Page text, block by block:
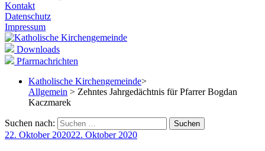
Kontakt
Datenschutz
Impressum
Downloads
Pfarrnachrichten
Katholische Kirchengemeinde>
Allgemein > Zehntes Jahrgedächtnis für Pfarrer Bogdan
Kaczmarek
Suchen nach:
22. Oktober 202022. Oktober 2020